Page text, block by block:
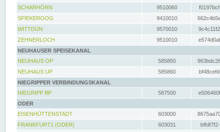
SCHARHÖRN
9510060
SPIEKEROOG
9410010
WITTDÜN
9570010
ZEHNERLOCH
9510010
NEUHAUSER SPEISEKANAL
NEUHAUS OP
585850
NEUHAUS UP
585860
NIEGRIPPER VERBINDUNGSKANAL
NIEGRIPP BP
587500
ODER
EISENHÜTTENSTADT
603000
FRANKFURT1 (ODER)
603031